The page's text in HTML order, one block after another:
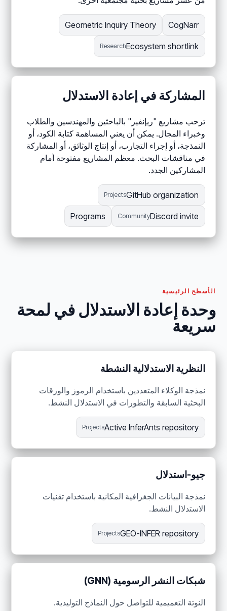
CogNarr
Geometric Inquiry Theory
Ecosystem shortlink
Research
المشاركة في إعادة الاستدلال
ترحب مشاريع "ريإنفير" بالباحثين والمهندسين والطلاب
وخبراء المجال. يمكن أن يعني المساهمة كتابة الكود، أو
النمذجة، أو إجراء التجارب، أو إنتاج الوثائق، أو المشاركة
في مناقشات البحث. معظم المشاريع مفتوحة أمام
المشاركين الجدد.
GitHub organization
Projects
Discord invite
Community
Programs
الأسطح الرئيسية
وحدة إعادة الاستدلال في لمحة
سريعة
النظرية الاستدلالية النشطة
نمذجة الوكلاء المتعددين باستخدام الرموز والورقات
البحثية السابقة والتطورات في الاستدلال النشط.
Active InferAnts repository
Projects
جيو-استدلال
نمذجة البيانات الجغرافية المكانية باستخدام تقنيات
الاستدلال النشط.
GEO-INFER repository
Projects
شبكات النشر الرسومية (GNN)
النوتة التعميمية للتواصل حول النماذج التوليدية.